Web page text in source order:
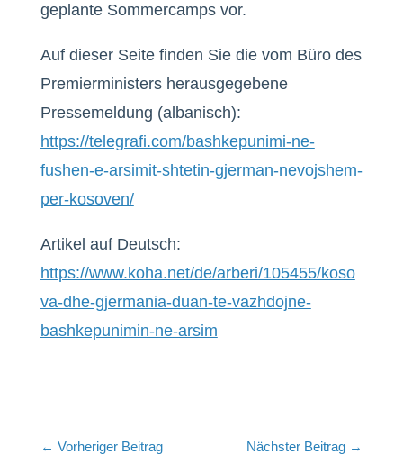
geplante Sommercamps vor.
Auf dieser Seite finden Sie die vom Büro des
Premierministers herausgegebene
Pressemeldung (albanisch):
https://telegrafi.com/bashkepunimi-ne-
fushen-e-arsimit-shtetin-gjerman-nevojshem-
per-kosoven/
Artikel auf Deutsch:
https://www.koha.net/de/arberi/105455/koso
va-dhe-gjermania-duan-te-vazhdojne-
bashkepunimin-ne-arsim
← Vorheriger Beitrag Nächster Beitrag →